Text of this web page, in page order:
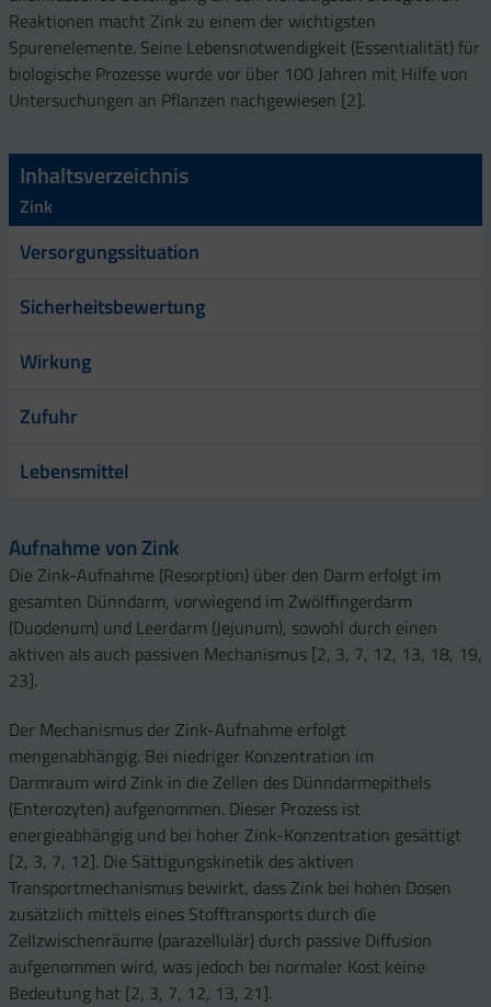
Reaktionen macht Zink zu einem der wichtigsten
Spurenelemente. Seine Lebensnotwendigkeit (Essentialität) für
biologische Prozesse wurde vor über 100 Jahren mit Hilfe von
Untersuchungen an Pflanzen nachgewiesen [2].
Inhaltsverzeichnis
Zink
Versorgungssituation
Sicherheitsbewertung
Wirkung
Zufuhr
Lebensmittel
Aufnahme von Zink
Die Zink-Aufnahme (Resorption) über den Darm erfolgt im
gesamten Dünndarm, vorwiegend im Zwölffingerdarm
(Duodenum) und Leerdarm (Jejunum), sowohl durch einen
aktiven als auch passiven Mechanismus [2, 3, 7, 12, 13, 18, 19,
23].
Der Mechanismus der Zink-Aufnahme erfolgt
mengenabhängig. Bei niedriger Konzentration im
Darmraum wird Zink in die Zellen des Dünndarmepithels
(Enterozyten) aufgenommen. Dieser Prozess ist
energieabhängig und bei hoher Zink-Konzentration gesättigt
[2, 3, 7, 12]. Die Sättigungskinetik des aktiven
Transportmechanismus bewirkt, dass Zink bei hohen Dosen
zusätzlich mittels eines Stofftransports durch die
Zellzwischenräume (parazellulär) durch passive Diffusion
aufgenommen wird, was jedoch bei normaler Kost keine
Bedeutung hat [2, 3, 7, 12, 13, 21].